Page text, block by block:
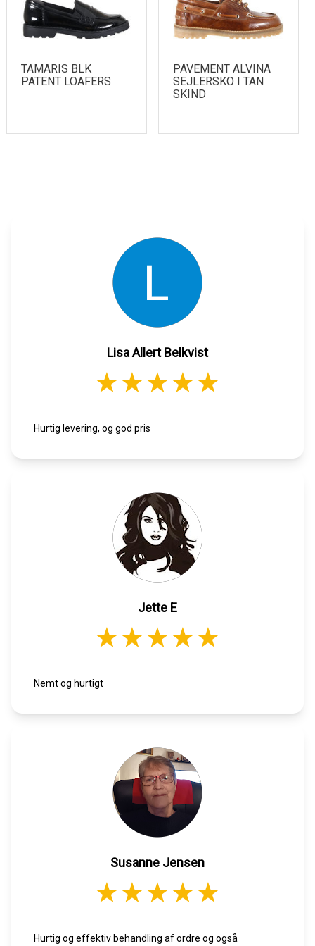
TAMARIS BLK
PATENT LOAFERS
PAVEMENT ALVINA
SEJLERSKO I TAN
SKIND
Lisa Allert Belkvist
Hurtig levering, og god pris
Jette E
Nemt og hurtigt
Susanne Jensen
Hurtig og effektiv behandling af ordre og også